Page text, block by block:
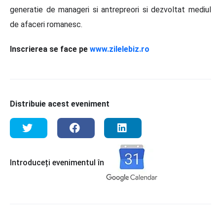
generatie de manageri si antrepreori si dezvoltat mediul
de afaceri romanesc.
Inscrierea se face pe www.zilelebiz.ro
Distribuie acest eveniment
Introduceți evenimentul în